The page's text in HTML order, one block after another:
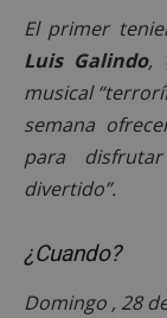
El primer
Luis Galindo,
musical
semana
para
divertido”.
¿Cuando?
Domingo , 28